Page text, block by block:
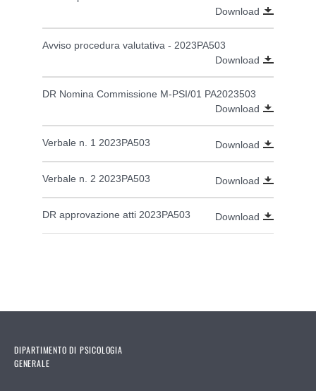
Download
Avviso procedura valutativa - 2023PA503
Download
DR Nomina Commissione M-PSI/01 PA2023503
Download
Verbale n. 1 2023PA503 Download
Verbale n. 2 2023PA503 Download
DR approvazione atti 2023PA503 Download
DIPARTIMENTO DI PSICOLOGIA
GENERALE